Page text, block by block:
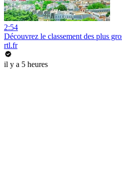
2:54
Découvrez le classement des plus
rtl.fr
il y a 5 heures